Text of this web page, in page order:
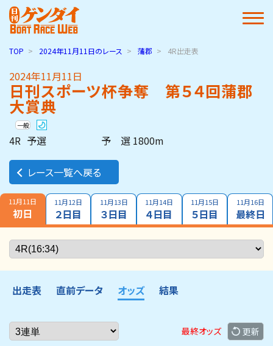
TOP 2024年11月11日のレース 蒲郡 4R出走表
2024年11月11日
日刊スポーツ杯争奪 第５４回蒲郡
大賞典
一般
4R 予選 予 選 1800m
レース一覧へ戻る
11月11日
初日
11月12日
２日目
11月13日
３日目
11月14日
４日目
11月15日
５日目
11月16日
最終日
出走表 直前データ オッズ 結果
最終オッズ 更新